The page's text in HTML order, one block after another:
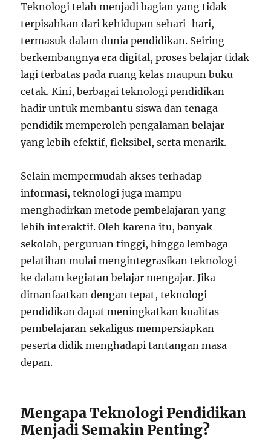
Teknologi telah menjadi bagian yang tidak
terpisahkan dari kehidupan sehari-hari,
termasuk dalam dunia pendidikan. Seiring
berkembangnya era digital, proses belajar tidak
lagi terbatas pada ruang kelas maupun buku
cetak. Kini, berbagai teknologi pendidikan
hadir untuk membantu siswa dan tenaga
pendidik memperoleh pengalaman belajar
yang lebih efektif, fleksibel, serta menarik.
Selain mempermudah akses terhadap
informasi, teknologi juga mampu
menghadirkan metode pembelajaran yang
lebih interaktif. Oleh karena itu, banyak
sekolah, perguruan tinggi, hingga lembaga
pelatihan mulai mengintegrasikan teknologi
ke dalam kegiatan belajar mengajar. Jika
dimanfaatkan dengan tepat, teknologi
pendidikan dapat meningkatkan kualitas
pembelajaran sekaligus mempersiapkan
peserta didik menghadapi tantangan masa
depan.
Mengapa Teknologi Pendidikan
Menjadi Semakin Penting?